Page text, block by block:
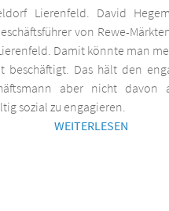
Lierenfeld. David
von Rewe-
Damit könnte man
beschäftigt. Das hält den
aber nicht davon
sozial zu engagieren.
WEITERLESEN